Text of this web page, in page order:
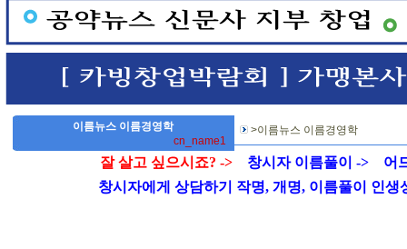
이름뉴스 이름경영학
cn_name1
>이름뉴스 이름경영학
잘 살고 싶으시죠? -> 창시자 이름풀이 ->
어
창시자에게 상담하기 작명, 개명, 이름풀이 인생